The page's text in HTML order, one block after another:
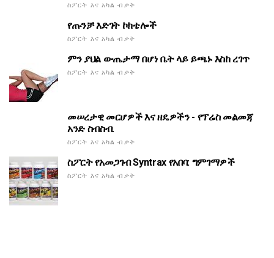
ስፖርት እና አካል ብቃት
የጡንቻ እድገት ኮክቴሎች
ስፖርት እና አካል ብቃት
ምን ያህል ውጤታማ በሆነ ቤት ላይ ይጫኑ እስከ ረገጥ
ስፖርት እና አካል ብቃት
መሠረታዊ መርሆዎች እና ዘዴዎችን - የፕሬስ መልመጃ
አንድ ስብስብ.
ስፖርት እና አካል ብቃት
ስፖርት የአመጋገብ Syntrax የአበባ: ግምገማዎች
ስፖርት እና አካል ብቃት